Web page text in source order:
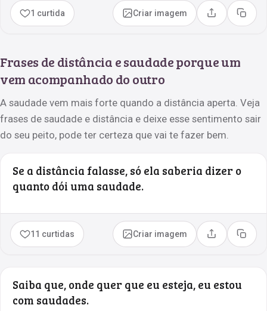
1 curtida Criar imagem Compartilhar
Copiar
Frases de distância e saudade porque um
vem acompanhado do outro
A saudade vem mais forte quando a distância aperta. Veja
frases de saudade e distância e deixe esse sentimento sair
do seu peito, pode ter certeza que vai te fazer bem.
Se a distância falasse, só ela saberia dizer o
quanto dói uma saudade.
11 curtidas Criar imagem Compartilhar
Copiar
Saiba que, onde quer que eu esteja, eu estou
com saudades.